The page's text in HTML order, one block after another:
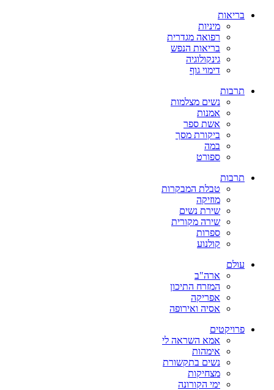
בריאות
מיניות
רפואה מגדרית
בריאות הנפש
גינקולוגיה
דימוי גוף
תרבות
נשים מצלמות
אמנות
אשת ספר
ביקורת מסך
במה
ספורט
תרבות
טבלת המבקרות
מוזיקה
שירת נשים
שירה מקורית
ספרות
קולנוע
עולם
ארה"ב
המזרח התיכון
אפריקה
אסיה ואירופה
פרויקטים
אמא השראה לי
אימהות
נשים בתקשורת
מצחיקות
ימי הקורונה